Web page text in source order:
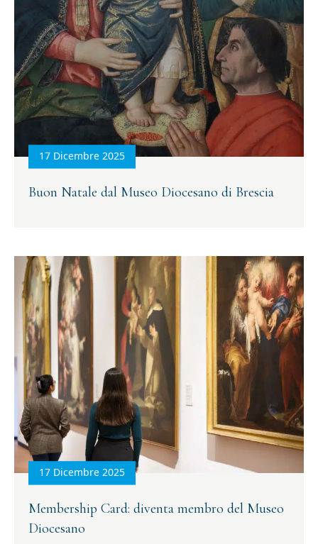
17 Dicembre 2025
Buon Natale dal Museo Diocesano di Brescia
17 Dicembre 2025
Membership Card: diventa membro del Museo
Diocesano